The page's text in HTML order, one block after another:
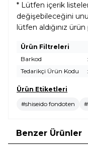
* Lütfen içerik
değişebileceğini
lütfen aldığınız
Ürün Filtreleri
Barkod
:
Tedarikçi Ürün Kodu
:
Ürün Etiketleri
#shiseido fondoten
Benzer Ürünler